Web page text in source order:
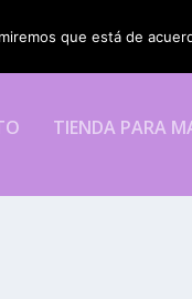
TIENDA PARA
que está de